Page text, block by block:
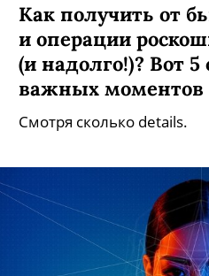
Как получить от
и операции
(и надолго!)? Вот 5
важных моментов
Смотря сколько details.